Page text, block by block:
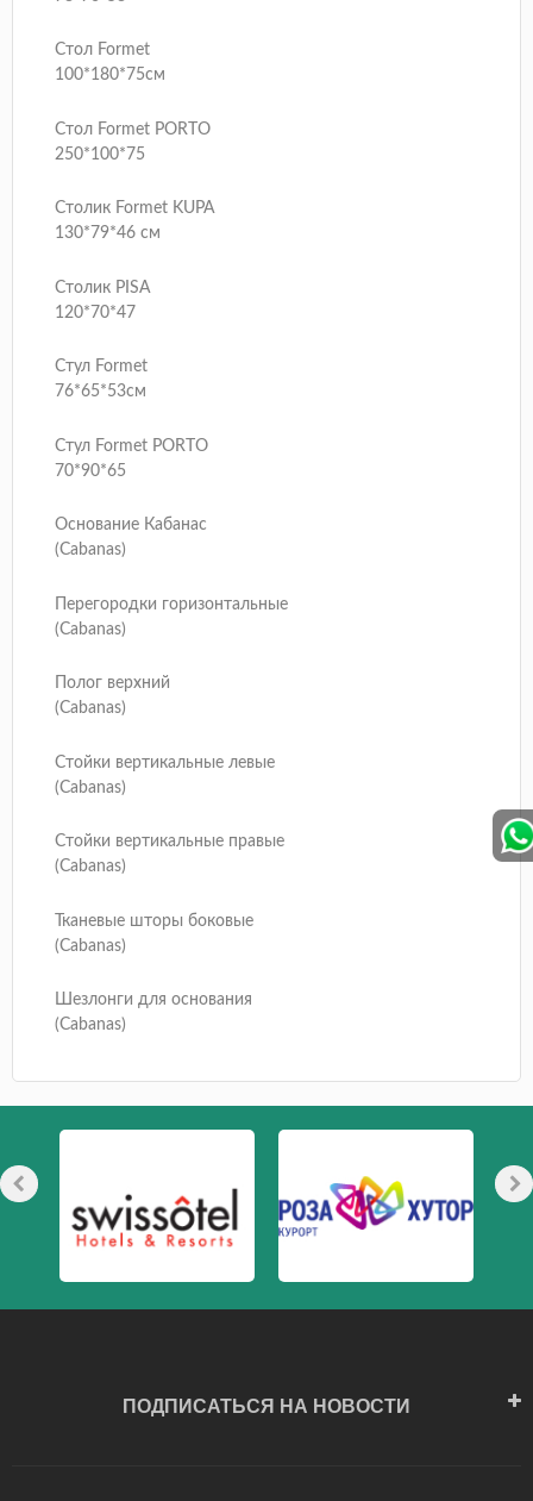
Стол Formet
100*180*75см
Стол Formet PORTO
250*100*75
Столик Formet KUPA
130*79*46 см
Столик PISA
120*70*47
Стул Formet
76*65*53см
Стул Formet PORTO
70*90*65
Основание Кабанас
(Cabanas)
Перегородки горизонтальные
(Cabanas)
Полог верхний
(Cabanas)
Стойки вертикальные левые
(Сabanas)
Стойки вертикальные правые
(Сabanas)
Тканевые шторы боковые
(Cabanas)
Шезлонги для основания
(Cabanas)
ПОДПИСАТЬСЯ НА НОВОСТИ